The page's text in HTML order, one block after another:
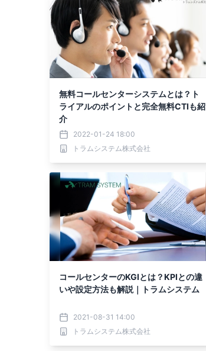
無料コールセンターシステムとは？ト
ライアルのポイントと完全無料CTIも紹
介
2022-01-24 18:00
トラムシステム株式会社
コールセンターのKGIとは？KPIとの違
いや設定方法も解説｜トラムシステム
2021-08-31 14:00
トラムシステム株式会社